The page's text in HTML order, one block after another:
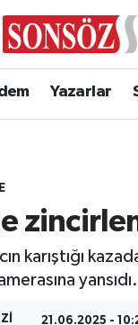
Yazarlar
karıştığı
yansıdı.
21.06.2025 -